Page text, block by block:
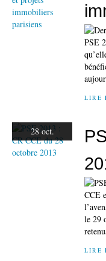
PSE
LIRE
28 oct.
CCE
le 29
LIRE